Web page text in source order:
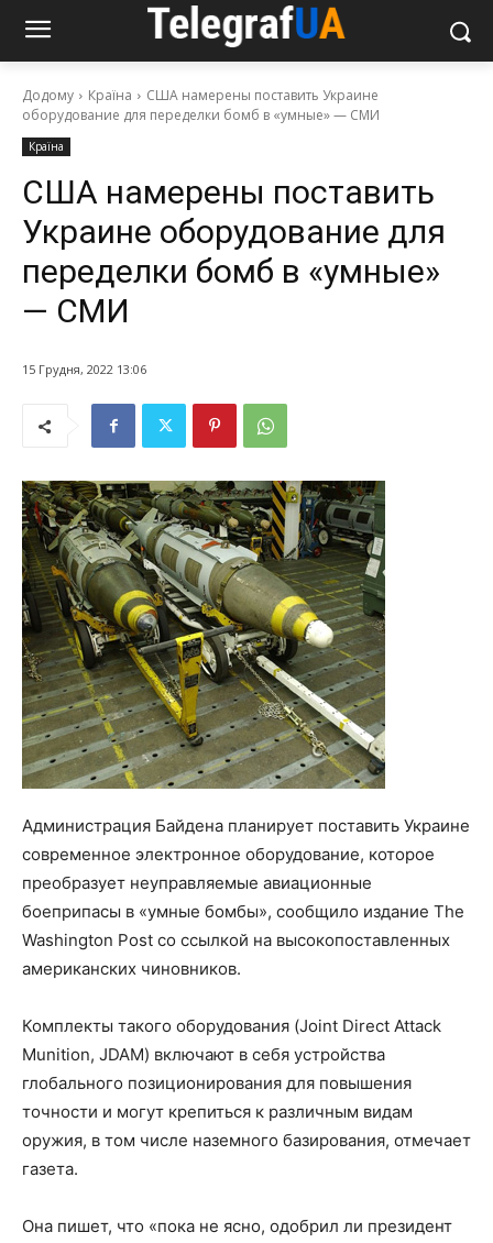
Додому Країна
США намерены поставить Украине
оборудование для переделки бомб в «умные» — СМИ
Країна
США намерены поставить
Украине оборудование для
переделки бомб в «умные»
— СМИ
15 Грудня, 2022 13:06
Администрация Байдена планирует поставить Украине
современное электронное оборудование, которое
преобразует неуправляемые авиационные
боеприпасы в «умные бомбы», сообщило издание The
Washington Post со ссылкой на высокопоставленных
американских чиновников.
Комплекты такого оборудования (Joint Direct Attack
Munition, JDAM) включают в себя устройства
глобального позиционирования для повышения
точности и могут крепиться к различным видам
оружия, в том числе наземного базирования, отмечает
газета.
Она пишет, что «пока не ясно, одобрил ли президент